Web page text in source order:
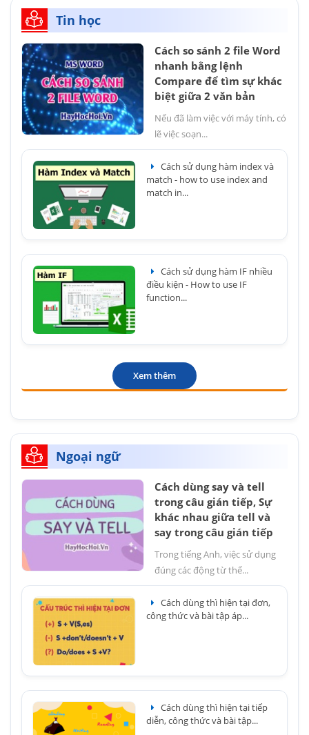
Tin học
Cách so sánh 2 file Word
nhanh bằng lệnh
Compare để tìm sự khác
biệt giữa 2 văn bản
Nếu đã làm việc với máy tính, có
lẽ việc soạn...
Cách sử dụng hàm index và
match - how to use index and
match in...
Cách sử dụng hàm IF nhiều
điều kiện - How to use IF
function...
Xem thêm
Ngoại ngữ
Cách dùng say và tell
trong câu gián tiếp, Sự
khác nhau giữa tell và
say trong câu gián tiếp
Trong tiếng Anh, việc sử dụng
đúng các động từ thể...
Cách dùng thì hiện tại đơn,
công thức và bài tập áp...
Cách dùng thì hiện tại tiếp
diễn, công thức và bài tập...